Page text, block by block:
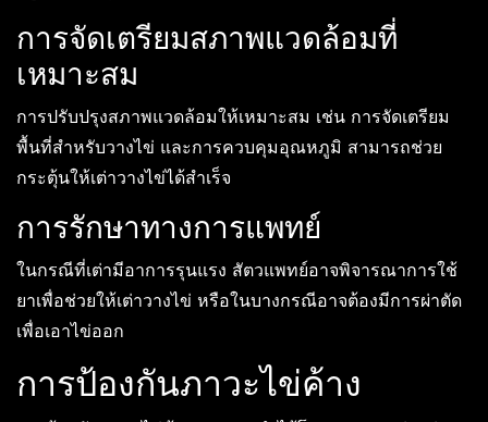
การจัดเตรียมสภาพแวดล้อมที่
เหมาะสม
การปรับปรุงสภาพแวดล้อมให้เหมาะสม เช่น การจัดเตรียม
พื้นที่สำหรับวางไข่ และการควบคุมอุณหภูมิ สามารถช่วย
กระตุ้นให้เต่าวางไข่ได้สำเร็จ
การรักษาทางการแพทย์
ในกรณีที่เต่ามีอาการรุนแรง สัตวแพทย์อาจพิจารณาการใช้
ยาเพื่อช่วยให้เต่าวางไข่ หรือในบางกรณีอาจต้องมีการผ่าตัด
เพื่อเอาไข่ออก
การป้องกันภาวะไข่ค้าง